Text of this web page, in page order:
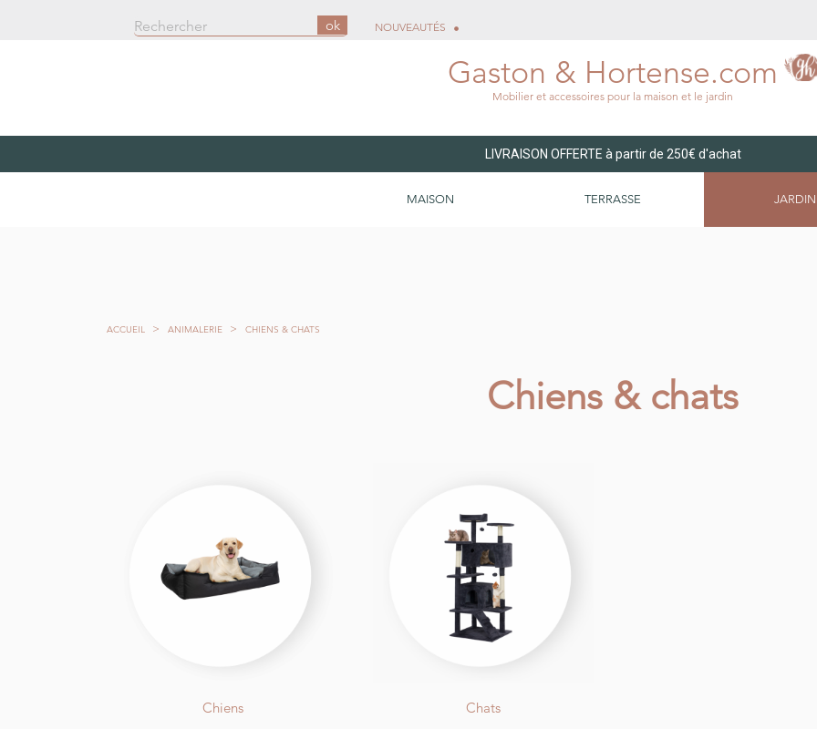
ok NOUVEAUTÉS
Gaston & Hortense.com
Mobilier et accessoires pour la maison et le jardin
LIVRAISON OFFERTE à partir de 250€ d'achat
MAISON TERRASSE JARDIN
ACCUEIL ANIMALERIE CHIENS & CHATS
Chiens & chats
Chiens Chats